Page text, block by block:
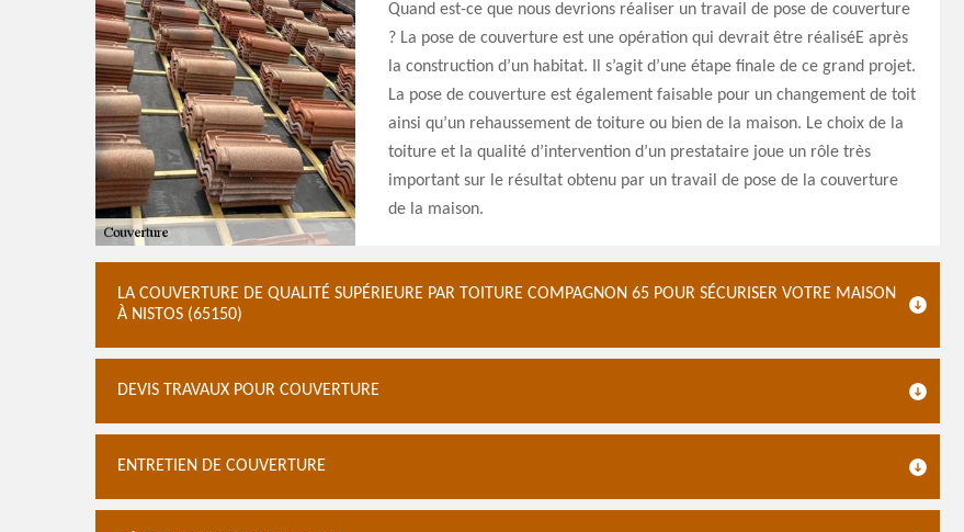
Quand est-ce que nous devrions réaliser un travail de pose de couverture
? La pose de couverture est une opération qui devrait être réaliséE après
la construction d’un habitat. Il s’agit d’une étape finale de ce grand projet.
La pose de couverture est également faisable pour un changement de toit
ainsi qu’un rehaussement de toiture ou bien de la maison. Le choix de la
toiture et la qualité d’intervention d’un prestataire joue un rôle très
important sur le résultat obtenu par un travail de pose de la couverture
de la maison.
LA COUVERTURE DE QUALITÉ SUPÉRIEURE PAR TOITURE COMPAGNON 65 POUR SÉCURISER VOTRE MAISON
À NISTOS (65150)
DEVIS TRAVAUX POUR COUVERTURE
ENTRETIEN DE COUVERTURE